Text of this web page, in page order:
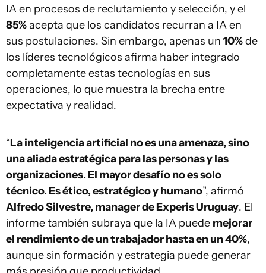
IA en procesos de reclutamiento y selección, y el
85%acepta que los candidatos recurran a IA en
sus postulaciones. Sin embargo, apenas un 10%de
los líderes tecnológicos afirma haber integrado
completamente estas tecnologías en sus
operaciones, lo que muestra la brecha entre
expectativa y realidad.
“La inteligencia artificial no es una amenaza, sino
una aliada estratégica para las personas y las
organizaciones. El mayor desafío no es solo
técnico. Es ético, estratégico y humano”, afirmó
Alfredo Silvestre, manager de Experis Uruguay. El
informe también subraya que la IA puede mejorar
el rendimiento de un trabajador hasta en un 40%,
aunque sin formación y estrategia puede generar